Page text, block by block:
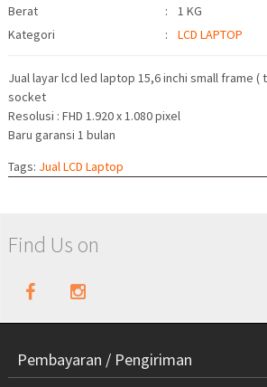
Detail Produk
Berat :
1 KG
Kategori
: LCD LAPTOP
Jual layar lcd led laptop 15,6 inchi small frame (
socket
Resolusi : FHD 1.920 x 1.080 pixel
Baru garansi 1 bulan
Tags: Jual LCD Laptop
Find Us on
Pembayaran / Pengiriman